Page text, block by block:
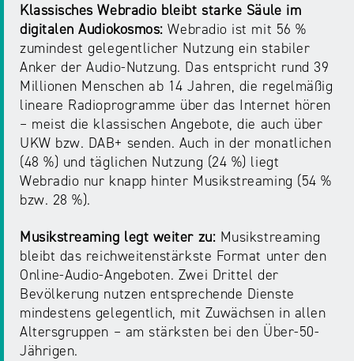
Werbung
mediale
Partizipation
Roadshow
gegen
Desinformation
Safer
Internet
Day
Elternabende
Klassisches Webradio bleibt starke Säule im
digitalen Audiokosmos:Webradio ist mit 56 %
zumindest gelegentlicher Nutzung ein stabiler
Anker der Audio-Nutzung. Das entspricht rund 39
Millionen Menschen ab 14 Jahren, die regelmäßig
lineare Radioprogramme über das Internet hören
– meist die klassischen Angebote, die auch über
UKW bzw. DAB+ senden. Auch in der monatlichen
(48 %) und täglichen Nutzung (24 %) liegt
Webradio nur knapp hinter Musikstreaming (54 %
bzw. 28 %).
Musikstreaming legt weiter zu: Musikstreaming
bleibt das reichweitenstärkste Format unter den
Online-Audio-Angeboten. Zwei Drittel der
Bevölkerung nutzen entsprechende Dienste
mindestens gelegentlich, mit Zuwächsen in allen
Altersgruppen – am stärksten bei den Über-50-
Jährigen.